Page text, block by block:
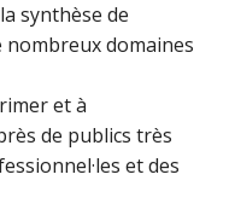
synthèse de
nombreux domaines
et à
de publics très
et des